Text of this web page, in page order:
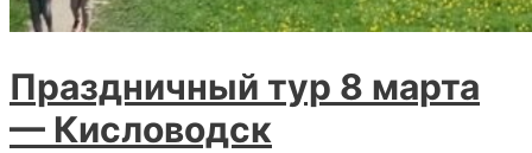
Праздничный тур 8 марта
— Кисловодск